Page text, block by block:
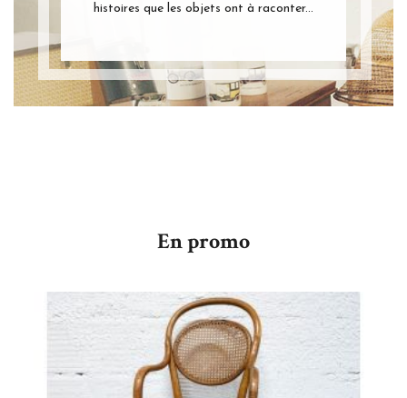
histoires que les objets ont à raconter...
En promo